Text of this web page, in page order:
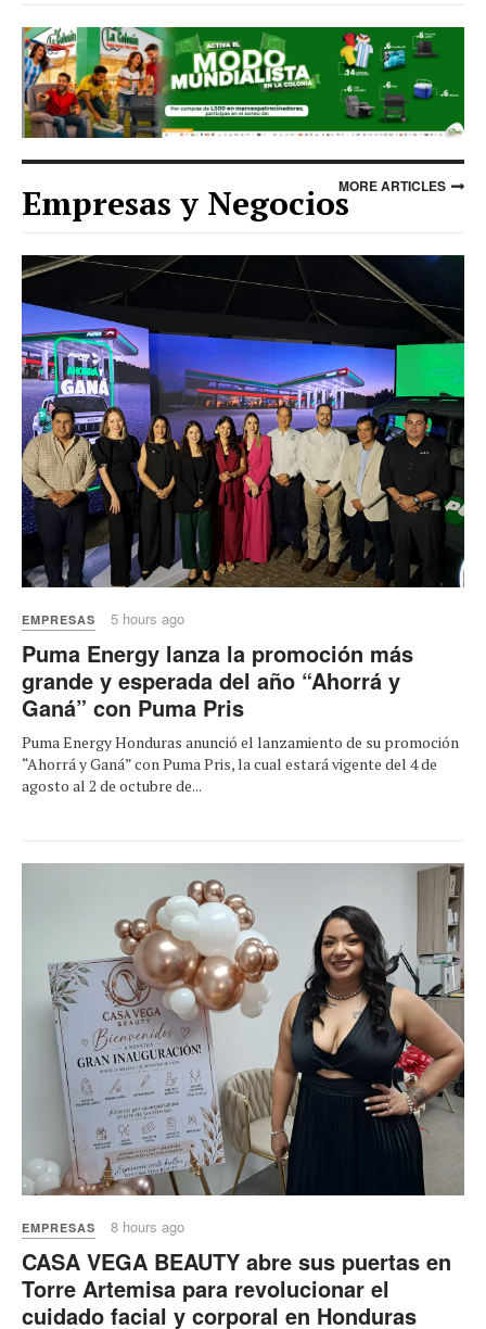
Empresas y NegociosMORE ARTICLES
EMPRESAS 5 hours ago
Puma Energy lanza la promoción más
grande y esperada del año “Ahorrá y
Ganá” con Puma Pris
Puma Energy Honduras anunció el lanzamiento de su promoción
“Ahorrá y Ganá” con Puma Pris, la cual estará vigente del 4 de
agosto al 2 de octubre de...
EMPRESAS 8 hours ago
CASA VEGA BEAUTY abre sus puertas en
Torre Artemisa para revolucionar el
cuidado facial y corporal en Honduras